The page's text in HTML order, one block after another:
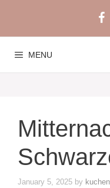
content
MENU
January 5, 2025 by